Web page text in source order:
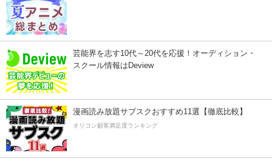
芸能界を志す10代～20代を応援！オーディション・
スクール情報はDeview
漫画読み放題サブスクおすすめ11選【徹底比較】
オリコン顧客満足度ランキング